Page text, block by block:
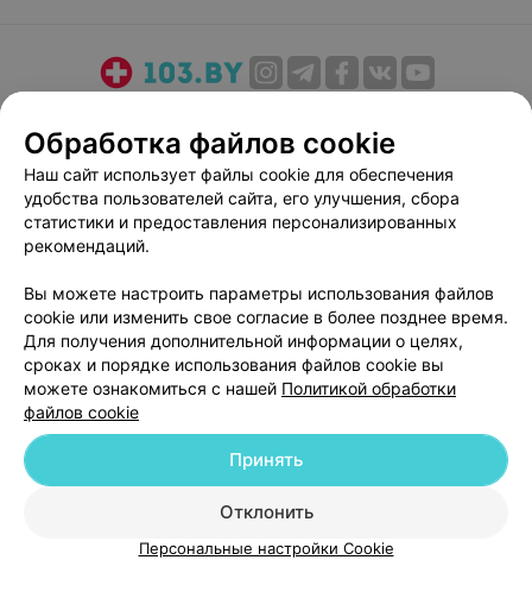
Медицинский маркетинг
Публичный договор
Пользовательское соглашение
Способы оплаты
Вакансии
Партнеры
Персональные настройки cookie
Обработка персональных данных
© 2026 ООО «Артокс Лаб», УНП 191700409| 220012, Республика Беларусь,
Обработка файлов cookie
Наш сайт использует файлы cookie для обеспечения
удобства пользователей сайта, его улучшения, сбора
статистики и предоставления персонализированных
рекомендаций.
Вы можете настроить параметры использования файлов
cookie или изменить свое согласие в более позднее время.
Для получения дополнительной информации о целях,
сроках и порядке использования файлов cookie вы
можете ознакомиться с нашей Политикой обработки
файлов cookie
Отклонить
Принять
Персональные настройки Cookie